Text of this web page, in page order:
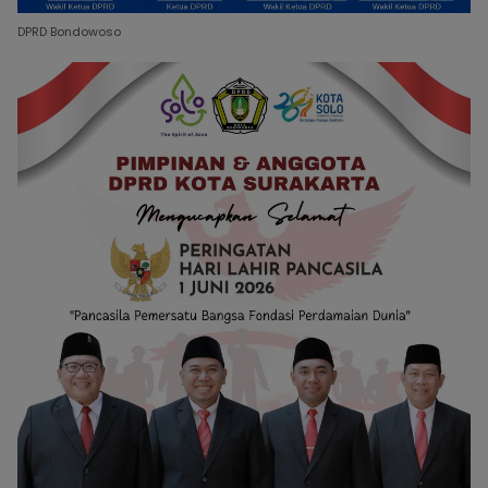
DPRD Bondowoso